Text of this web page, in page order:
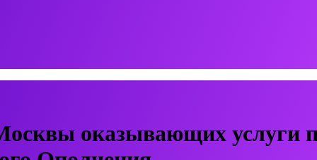
оказывающих услуги